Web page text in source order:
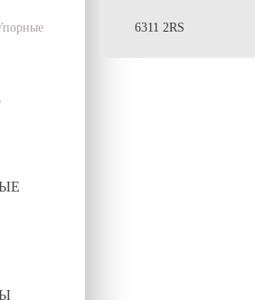
6311 2RS